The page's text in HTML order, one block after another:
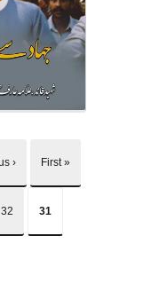
« First
‹ Previous
31
32